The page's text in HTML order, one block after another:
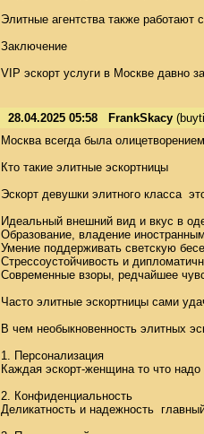
Элитные агентства также
Заключение
VIP эскорт услуги в Москве давно
28.04.2025 05:58 FrankSkacy
Москва всегда была
Кто такие элитные эскортницы
Эскорт девушки элитного класса
Идеальный внешний вид и вкус в
Образование, владение
Умение поддерживать светскую
Стрессоустойчивость и
Современные взоры, редчайшее
Часто элитные эскортницы сами
В чем необыкновенность элитных
1. Персонализация
Каждая эскорт-женщина то что
2. Конфиденциальность
Деликатность и надежность